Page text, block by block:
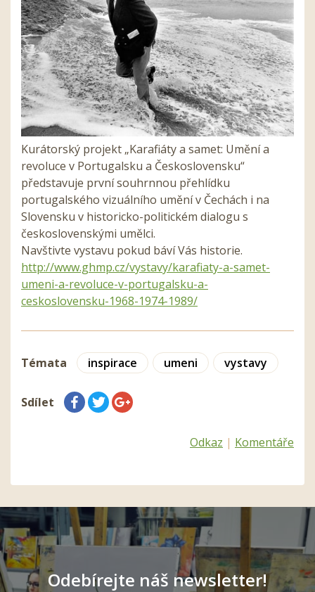
Kurátorský projekt „Karafiáty a samet: Umění a
revoluce v Portugalsku a Československu“
představuje první souhrnnou přehlídku
portugalského vizuálního umění v Čechách i na
Slovensku v historicko-politickém dialogu s
československými umělci.
Navštivte vystavu pokud báví Vás historie.
http://www.ghmp.cz/vystavy/karafiaty-a-samet-
umeni-a-revoluce-v-portugalsku-a-
ceskoslovensku-1968-1974-1989/
Témata inspirace umeni vystavy
Sdílet
Odkaz | Komentáře
Odebírejte náš newsletter!